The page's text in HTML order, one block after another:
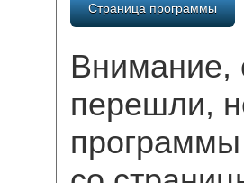
Страница программы
Внимание,
перешли,